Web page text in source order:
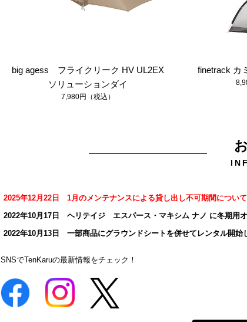
big agess フライクリーク HV UL2EX
ソリューションダイ
7,980円（税込）
finetrack カ
2025年12月22日 1月のメンテナンスによる貸し出し不可期間について
2022年10月17日 ヘリテイジ エスパース・マキシム ナノ に冬期用
2022年10月13日 一部商品にグラウンドシートを併せてレンタル開始
SNSでTenKaruの最新情報をチェック！